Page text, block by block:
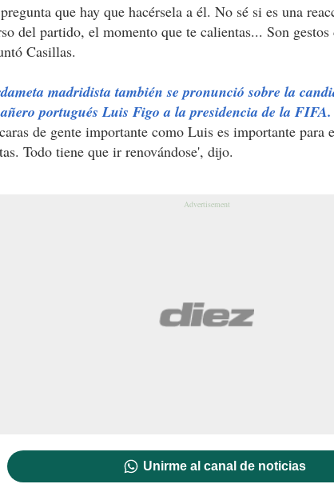
que hay que hacérsela a él. No sé si es una
del partido, el momento que te calientas... Son gestos
Casillas.
madridista también se pronunció sobre la
portugués Luis Figo a la presidencia de la FIFA.
de gente importante como Luis es importante para
Todo tiene que ir renovándose', dijo.
Unirme al canal de noticias